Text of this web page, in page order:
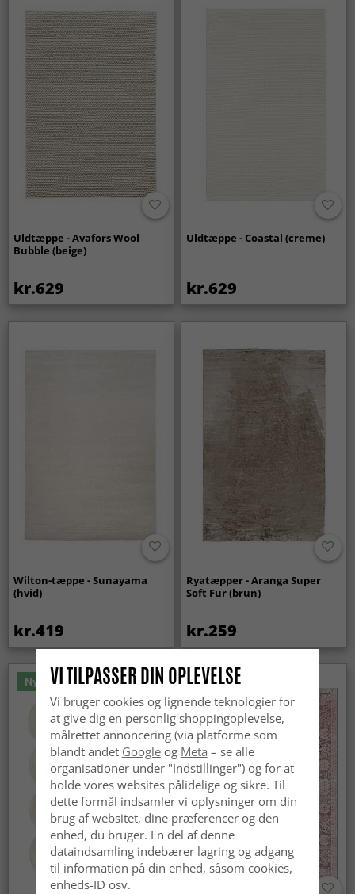
Uldtæppe - Avafors Wool
Bubble (beige)
kr.629
Uldtæppe - Coastal (creme)
kr.629
Wilton-tæppe - Sunayama
(hvid)
kr.419
Ryatæpper - Aranga Super
Soft Fur (brun)
kr.259
NyhedVI TILPASSER DIN OPLEVELSE
Vi bruger cookies og lignende teknologier for
at give dig en personlig shoppingoplevelse,
målrettet annoncering (via platforme som
blandt andet Googleog Meta – se alle
organisationer under "Indstillinger") og for at
holde vores websites pålidelige og sikre. Til
dette formål indsamler vi oplysninger om din
brug af websitet, dine præferencer og den
enhed, du bruger. En del af denne
dataindsamling indebærer lagring og adgang
til information på din enhed, såsom cookies,
enheds-ID osv.